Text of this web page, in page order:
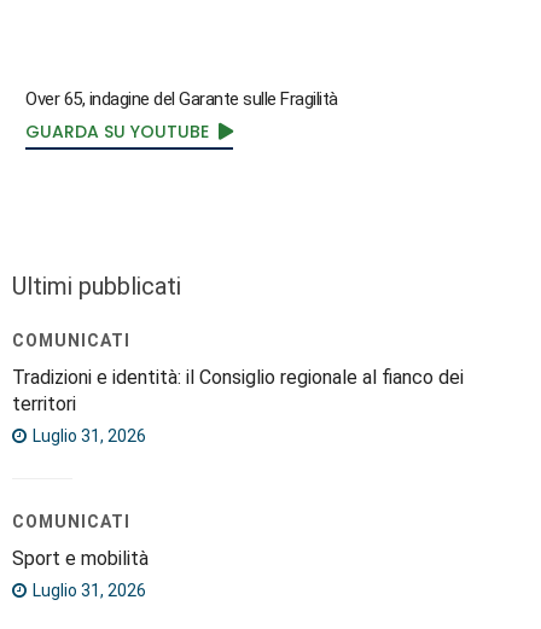
Over 65, indagine del Garante sulle Fragilità
GUARDA SU YOUTUBE
Ultimi pubblicati
COMUNICATI
Tradizioni e identità: il Consiglio regionale al fianco dei
territori
Luglio 31, 2026
COMUNICATI
Sport e mobilità
Luglio 31, 2026